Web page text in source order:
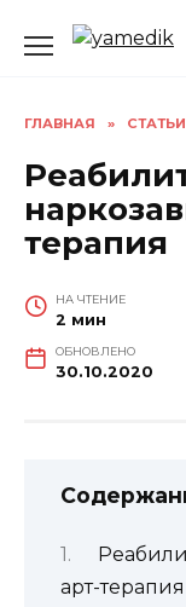
ГЛАВНАЯ »
терапия
НА ЧТЕНИЕ
2 мин
ОБНОВЛЕНО
30.10.2020
арт-терапия